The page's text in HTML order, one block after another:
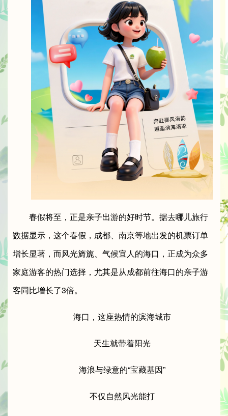
春假将至，正是亲子出游的好时节。据去哪儿旅行
数据显示，这个春假，成都、南京等地出发的机票订单
增长显著，而风光旖旎、气候宜人的海口，正成为众多
家庭游客的热门选择，尤其是从成都前往海口的亲子游
客同比增长了3倍。
海口，这座热情的滨海城市
天生就带着阳光
海浪与绿意的“宝藏基因”
不仅自然风光能打